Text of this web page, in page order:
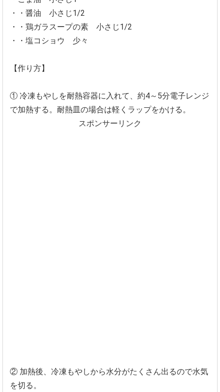
・・醤油 小さじ1/2
・・鶏ガラスープの素 小さじ1/2
・・塩コショウ 少々
【作り方】
① 冷凍もやしを耐熱容器に入れて、約4～5分電子レンジ
で加熱する。耐熱皿の場合は軽くラップをかける。
スポンサーリンク
② 加熱後、冷凍もやしから水分がたくさん出るので水気
を切る。